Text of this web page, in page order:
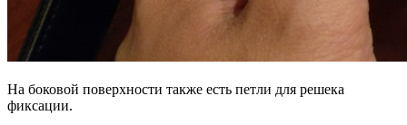
На боковой поверхности также есть петли для решека
фиксации.